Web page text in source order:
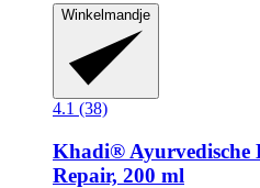
Winkelmandje
4.1 (38)
Khadi® Ayurvedische
Repair, 200 ml